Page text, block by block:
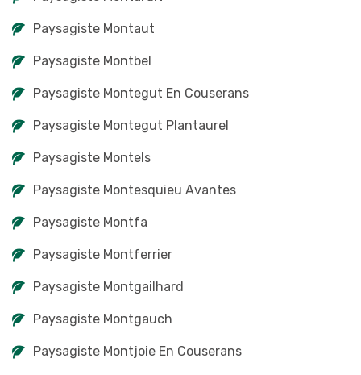
Paysagiste Montaut
Paysagiste Montbel
Paysagiste Montegut En Couserans
Paysagiste Montegut Plantaurel
Paysagiste Montels
Paysagiste Montesquieu Avantes
Paysagiste Montfa
Paysagiste Montferrier
Paysagiste Montgailhard
Paysagiste Montgauch
Paysagiste Montjoie En Couserans